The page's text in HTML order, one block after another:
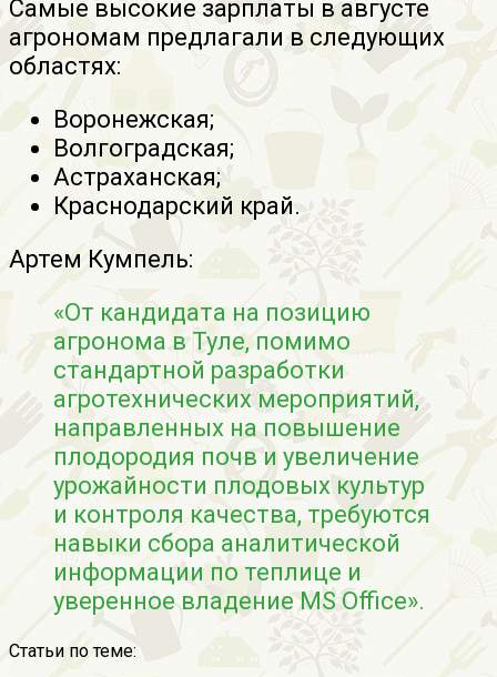
Самые высокие зарплаты в августе
агрономам предлагали в следующих
областях:
Воронежская;
Волгоградская;
Астраханская;
Краснодарский край.
Артем Кумпель:
«От кандидата на позицию
агронома в Туле, помимо
стандартной разработки
агротехнических мероприятий,
направленных на повышение
плодородия почв и увеличение
урожайности плодовых культур
и контроля качества, требуются
навыки сбора аналитической
информации по теплице и
уверенное владение MS Office».
Статьи по теме: